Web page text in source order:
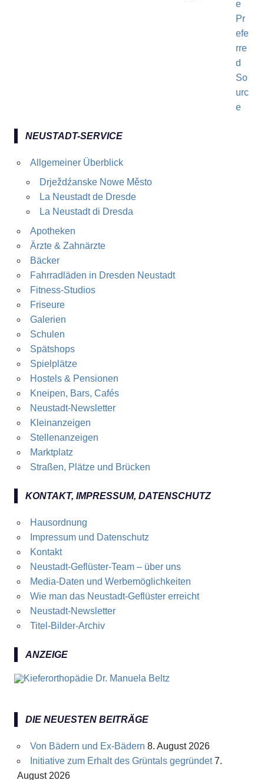
NEUSTADT-SERVICE
Allgemeiner Überblick
Drježdźanske Nowe Město
La Neustadt de Dresde
La Neustadt di Dresda
Apotheken
Ärzte & Zahnärzte
Bäcker
Fahrradläden in Dresden Neustadt
Fitness-Studios
Friseure
Galerien
Schulen
Spätshops
Spielplätze
Hostels & Pensionen
Kneipen, Bars, Cafés
Neustadt-Newsletter
Kleinanzeigen
Stellenanzeigen
Marktplatz
Straßen, Plätze und Brücken
KONTAKT, IMPRESSUM, DATENSCHUTZ
Hausordnung
Impressum und Datenschutz
Kontakt
Neustadt-Geflüster-Team – über uns
Media-Daten und Werbemöglichkeiten
Wie man das Neustadt-Geflüster erreicht
Neustadt-Newsletter
Titel-Bilder-Archiv
ANZEIGE
DIE NEUESTEN BEITRÄGE
Von Bädern und Ex-Bädern 8. August 2026
Initiative zum Erhalt des Grüntals gegründet 7.
August 2026